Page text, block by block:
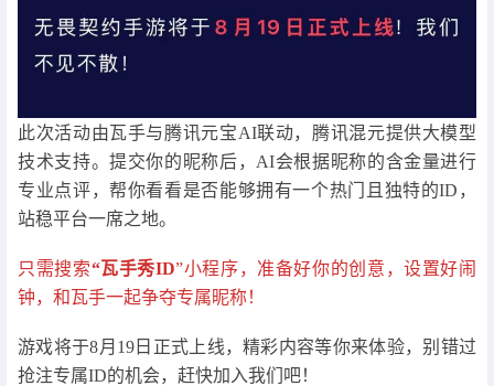
此次活动由瓦手与腾讯元宝AI联动，腾讯混元提供大模型
技术支持。提交你的昵称后，AI会根据昵称的含金量进行
专业点评，帮你看看是否能够拥有一个热门且独特的ID，
站稳平台一席之地。
只需搜索“瓦手秀ID”小程序，准备好你的创意，设置好闹
钟，和瓦手一起争夺专属昵称！
游戏将于8月19日正式上线，精彩内容等你来体验，别错过
抢注专属ID的机会，赶快加入我们吧！